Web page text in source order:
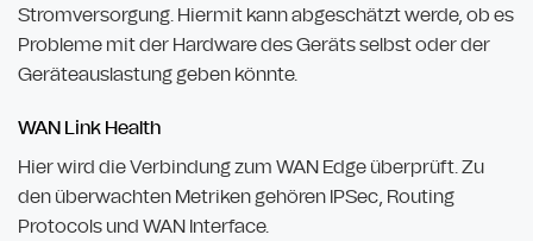
Stromversorgung. Hiermit kann abgeschätzt werde, ob es
Probleme mit der Hardware des Geräts selbst oder der
Geräteauslastung geben könnte.
WAN Link Health
Hier wird die Verbindung zum WAN Edge überprüft. Zu
den überwachten Metriken gehören IPSec, Routing
Protocols und WAN Interface.